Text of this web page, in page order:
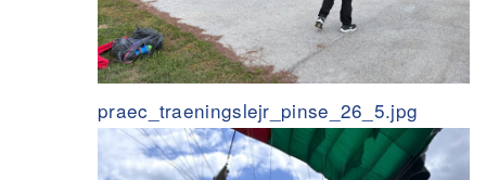
praec_traeningslejr_pinse_26_5.jpg